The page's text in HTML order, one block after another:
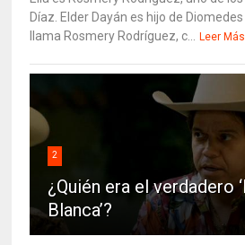
Díaz. Elder Dayán es hijo de
llama Rosmery Rodríguez, c...
Leer Más
2
¿Quién era el verdadero
Blanca’?